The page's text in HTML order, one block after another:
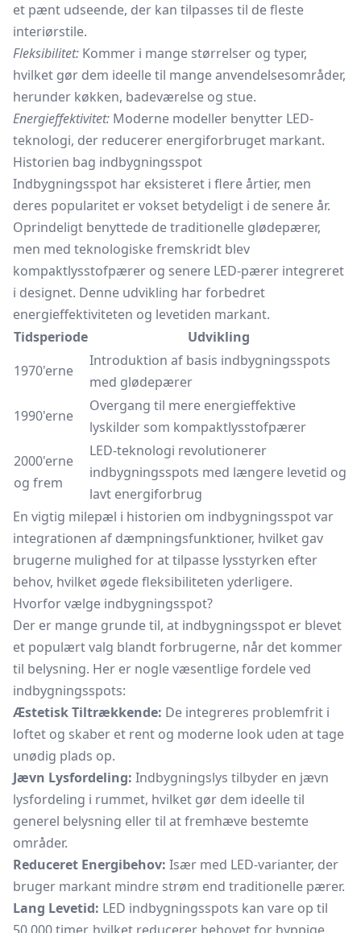
et pænt udseende, der kan tilpasses til de fleste
interiørstile.
Fleksibilitet: Kommer i mange størrelser og typer,
hvilket gør dem ideelle til mange anvendelsesområder,
herunder køkken, badeværelse og stue.
Energieffektivitet: Moderne modeller benytter LED-
teknologi, der reducerer energiforbruget markant.
Historien bag indbygningsspot
Indbygningsspot har eksisteret i flere årtier, men
deres popularitet er vokset betydeligt i de senere år.
Oprindeligt benyttede de traditionelle glødepærer,
men med teknologiske fremskridt blev
kompaktlysstofpærer og senere LED-pærer integreret
i designet. Denne udvikling har forbedret
energieffektiviteten og levetiden markant.
Tidsperiode
Udvikling
1970'erne
Introduktion af basis indbygningsspots
med glødepærer
1990'erne
Overgang til mere energieffektive
lyskilder som kompaktlysstofpærer
2000'erne
og frem
LED-teknologi revolutionerer
indbygningsspots med længere levetid og
lavt energiforbrug
En vigtig milepæl i historien om indbygningsspot var
integrationen af dæmpningsfunktioner, hvilket gav
brugerne mulighed for at tilpasse lysstyrken efter
behov, hvilket øgede fleksibiliteten yderligere.
Hvorfor vælge indbygningsspot?
Der er mange grunde til, at indbygningsspot er blevet
et populært valg blandt forbrugerne, når det kommer
til belysning. Her er nogle væsentlige fordele ved
indbygningsspots:
Æstetisk Tiltrækkende: De integreres problemfrit i
loftet og skaber et rent og moderne look uden at tage
unødig plads op.
Jævn Lysfordeling: Indbygningslys tilbyder en jævn
lysfordeling i rummet, hvilket gør dem ideelle til
generel belysning eller til at fremhæve bestemte
områder.
Reduceret Energibehov: Især med LED-varianter, der
bruger markant mindre strøm end traditionelle pærer.
Lang Levetid: LED indbygningsspots kan vare op til